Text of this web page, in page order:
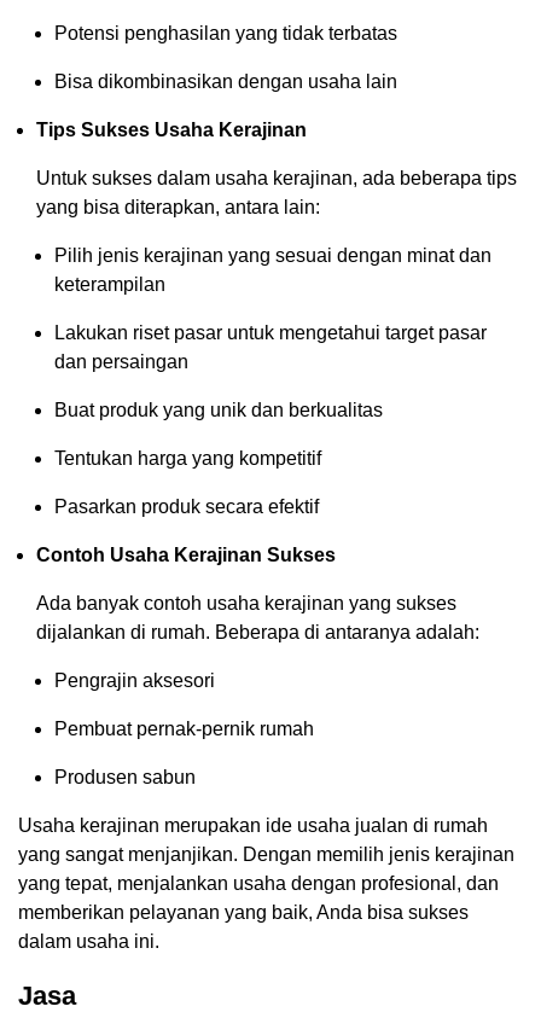
Potensi penghasilan yang tidak terbatas
Bisa dikombinasikan dengan usaha lain
Tips Sukses Usaha Kerajinan
Untuk sukses dalam usaha kerajinan, ada beberapa tips
yang bisa diterapkan, antara lain:
Pilih jenis kerajinan yang sesuai dengan minat dan
keterampilan
Lakukan riset pasar untuk mengetahui target pasar
dan persaingan
Buat produk yang unik dan berkualitas
Tentukan harga yang kompetitif
Pasarkan produk secara efektif
Contoh Usaha Kerajinan Sukses
Ada banyak contoh usaha kerajinan yang sukses
dijalankan di rumah. Beberapa di antaranya adalah:
Pengrajin aksesori
Pembuat pernak-pernik rumah
Produsen sabun
Usaha kerajinan merupakan ide usaha jualan di rumah
yang sangat menjanjikan. Dengan memilih jenis kerajinan
yang tepat, menjalankan usaha dengan profesional, dan
memberikan pelayanan yang baik, Anda bisa sukses
dalam usaha ini.
Jasa